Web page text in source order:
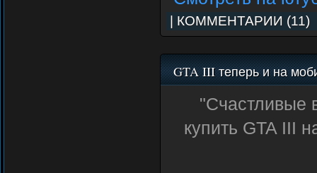
КОММЕНТАРИИ (11)
GTA III теперь и на
"Счастливые
купить GTA III